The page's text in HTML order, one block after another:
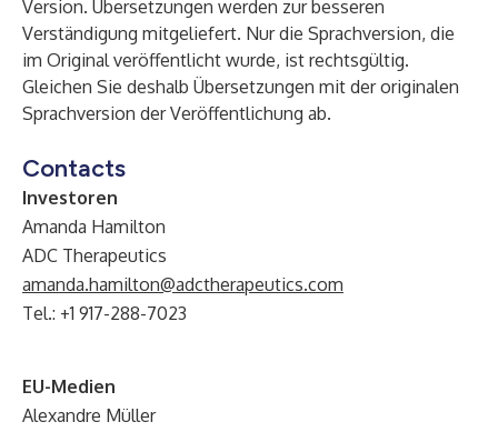
Version. Übersetzungen werden zur besseren
Verständigung mitgeliefert. Nur die Sprachversion, die
im Original veröffentlicht wurde, ist rechtsgültig.
Gleichen Sie deshalb Übersetzungen mit der originalen
Sprachversion der Veröffentlichung ab.
Contacts
Investoren
Amanda Hamilton
ADC Therapeutics
amanda.hamilton@adctherapeutics.com
Tel.: +1 917-288-7023
EU-Medien
Alexandre Müller